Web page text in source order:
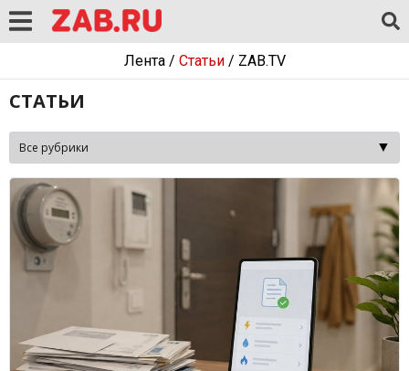
Лента/ Статьи/ ZAB.TV
СТАТЬИ